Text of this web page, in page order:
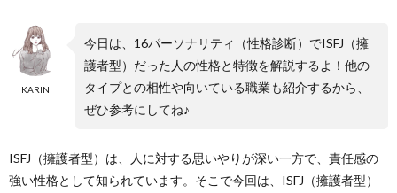
KARIN
今日は、16パーソナリティ（性格診断）でISFJ（擁
護者型）だった人の性格と特徴を解説するよ！他の
タイプとの相性や向いている職業も紹介するから、
ぜひ参考にしてね♪
ISFJ（擁護者型）は、人に対する思いやりが深い一方で、責任感の
強い性格として知られています。そこで今回は、ISFJ（擁護者型）